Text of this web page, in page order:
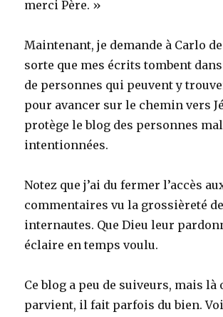
merci Père. »
Maintenant, je demande à Carlo
sorte que mes écrits tombent
de personnes qui peuvent y
pour avancer sur le chemin vers
protège le blog des personnes
intentionnées.
Notez que j’ai du fermer l’accès
commentaires vu la grossièreté
internautes. Que Dieu leur
éclaire en temps voulu.
Ce blog a peu de suiveurs, mais là
parvient, il fait parfois du bien.